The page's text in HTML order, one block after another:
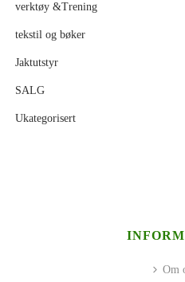
verktøy &Trening
tekstil og bøker
Jaktutstyr
SALG
Ukategorisert
Om